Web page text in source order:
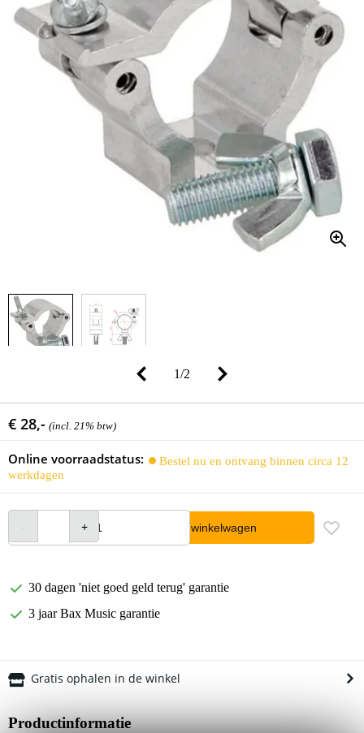
1/2
€ 28,- (incl. 21% btw)
Online voorraadstatus:
Bestel nu en ontvang binnen circa 12
werkdagen
In winkelwagen
30 dagen 'niet goed geld terug' garantie
3 jaar Bax Music garantie
Gratis ophalen in de winkel
Productinformatie